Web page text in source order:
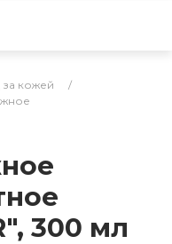
за кожей
/
300 мл